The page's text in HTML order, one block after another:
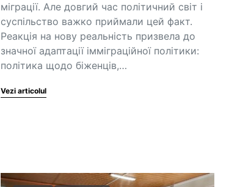
міграції. Але довгий час політичний світ і
суспільство важко приймали цей факт.
Реакція на нову реальність призвела до
значної адаптації імміграційної політики:
політика щодо біженців,…
Vezi articolul